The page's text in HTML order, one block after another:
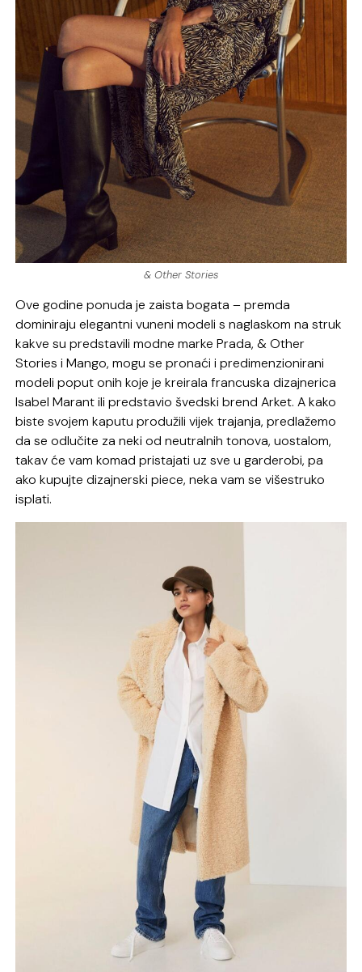
& Other Stories
Ove godine ponuda je zaista bogata – premda
dominiraju elegantni vuneni modeli s naglaskom na struk
kakve su predstavili modne marke Prada, & Other
Stories i Mango, mogu se pronaći i predimenzionirani
modeli poput onih koje je kreirala francuska dizajnerica
Isabel Marant ili predstavio švedski brend Arket. A kako
biste svojem kaputu produžili vijek trajanja, predlažemo
da se odlučite za neki od neutralnih tonova, uostalom,
takav će vam komad pristajati uz sve u garderobi, pa
ako kupujte dizajnerski piece, neka vam se višestruko
isplati.